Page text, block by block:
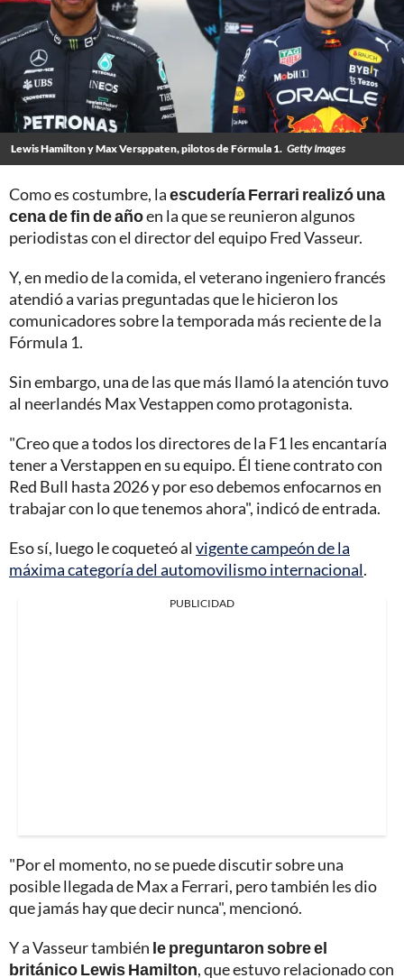
Lewis Hamilton y Max Versppaten, pilotos de Fórmula 1. Getty Images
Como es costumbre, laescudería Ferrari realizó una
cena de fin de añoen la que se reunieron algunos
periodistas con el director del equipo Fred Vasseur.
Y, en medio de la comida, el veterano ingeniero francés
atendió a varias preguntadas que le hicieron los
comunicadores sobre la temporada más reciente de la
Fórmula 1.
Sin embargo, una de las que más llamó la atención tuvo
al neerlandés Max Vestappen como protagonista.
"Creo que a todos los directores de la F1 les encantaría
tener a Verstappen en su equipo. Él tiene contrato con
Red Bull hasta 2026 y por eso debemos enfocarnos en
trabajar con lo que tenemos ahora", indicó de entrada.
Eso sí, luego le coqueteó al vigente campeón de la
máxima categoría del automovilismo internacional.
PUBLICIDAD
"Por el momento, no se puede discutir sobre una
posible llegada de Max a Ferrari, pero también les dio
que jamás hay que decir nunca", mencionó.
Y a Vasseur también le preguntaron sobre el
británico Lewis Hamilton, que estuvo relacionado con